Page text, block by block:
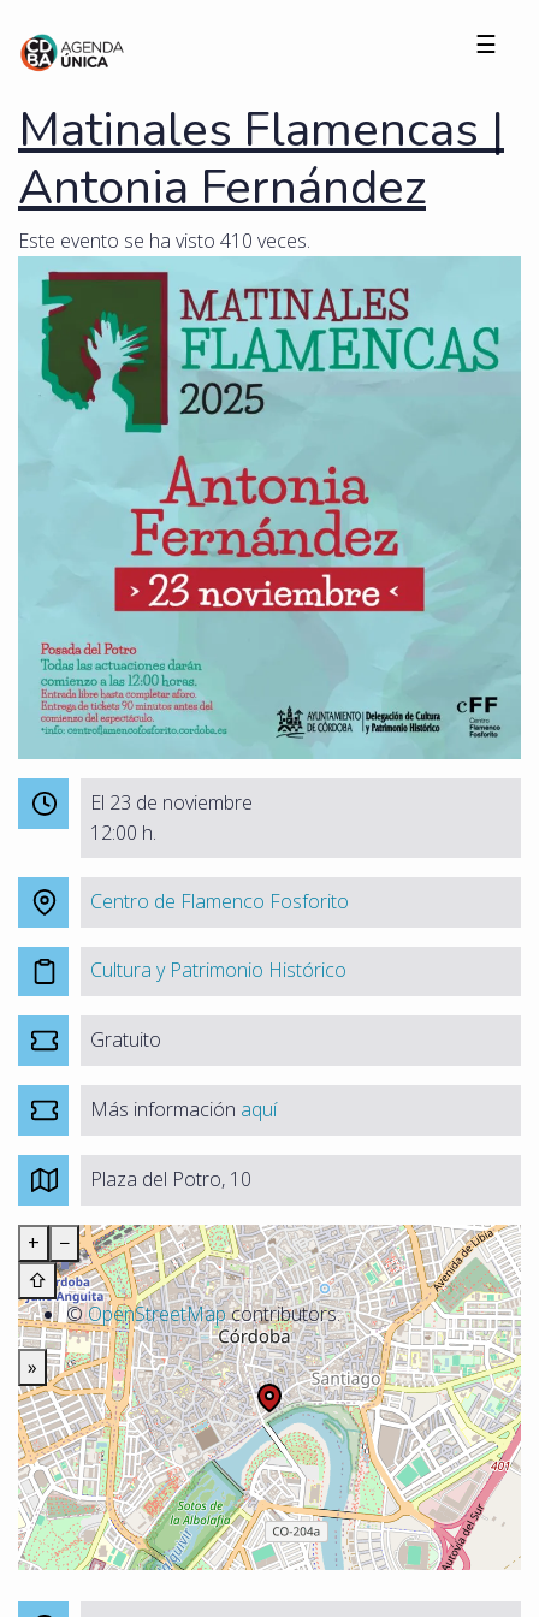
☰
Matinales Flamencas |
Antonia Fernández
Este evento se ha visto 410 veces.
El 23 de noviembre
12:00 h.
Centro de Flamenco Fosforito
Cultura y Patrimonio Histórico
Gratuito
Más información aquí
Plaza del Potro, 10
+
−
⇧
©OpenStreetMapcontributors.
»